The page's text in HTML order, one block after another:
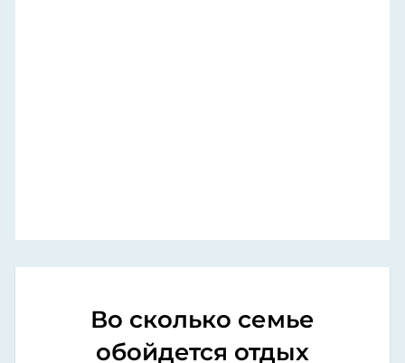
Во сколько семье
обойдется отдых